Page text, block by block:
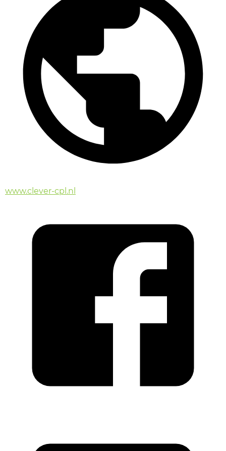
www.clever-cpl.nl